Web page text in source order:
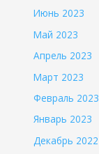
Июнь 2023
Май 2023
Апрель 2023
Март 2023
Февраль 2023
Январь 2023
Декабрь 2022